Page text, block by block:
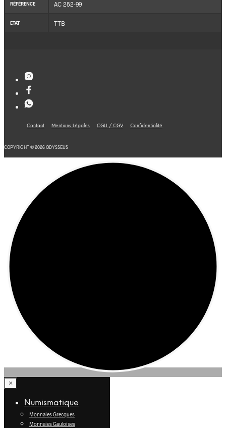
RÉFÉRENCE AC 282-99
ÉTAT TTB
Contact Mentions Légales CGU / CGV Confidentialité
COPYRIGHT © 2026 ODYSSEUS
×
Numismatique
Monnaies Grecques
Monnaies Gauloises